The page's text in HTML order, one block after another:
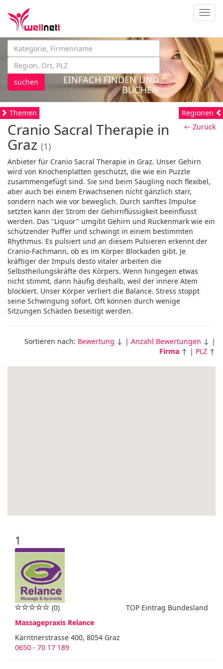
suchen
EINFACH FINDEN UND
BUCHEN
Themen
← Zurück
Cranio Sacral Therapie in
Graz (1)
Anbieter für Cranio Sacral Therapie in Graz. Unser Gehirn
wird von Knochenplatten geschützt, die wie ein Puzzle
zusammengefügt sind. Sie sind beim Säugling noch flexibel,
aber auch bei einem Erwachsenen nicht gänzlich starr,
sondern nach wie vor beweglich. Durch sanftes Impulse
setzten kann der Strom der Gehirnflüssigkeit beeinflusst
werden. Das "Liquor" umgibt Gehirn und Rückenmark wie ein
schützender Puffer und schwingt in einem bestimmten
Rhythmus. Es pulsiert und an diesem Pulsieren erkennt der
Cranio-Fachmann, ob es im Körper Blockaden gibt. Je
kräftiger der Impuls desto vitaler arbeiten die
Selbstheilungskräfte des Körpers. Wenn hingegen etwas
nicht stimmt, dann häufig deshalb, weil der innere Atem
blockiert. Unser Körper verliert die Balance. Stress stoppt
seine Schwingung sofort. Oft können durch wenige
Sitzungen Schäden beseitigt werden.
Sortieren nach: Bewertung ↓ | Anzahl Bewertungen ↓ |
Firma ↑ | PLZ ↑
1
TOP Eintrag Bundesland
(0)
Massagepraxis Relance
Kärntnerstrasse 400, 8054 Graz
0650 - 70 17 189
Regionen